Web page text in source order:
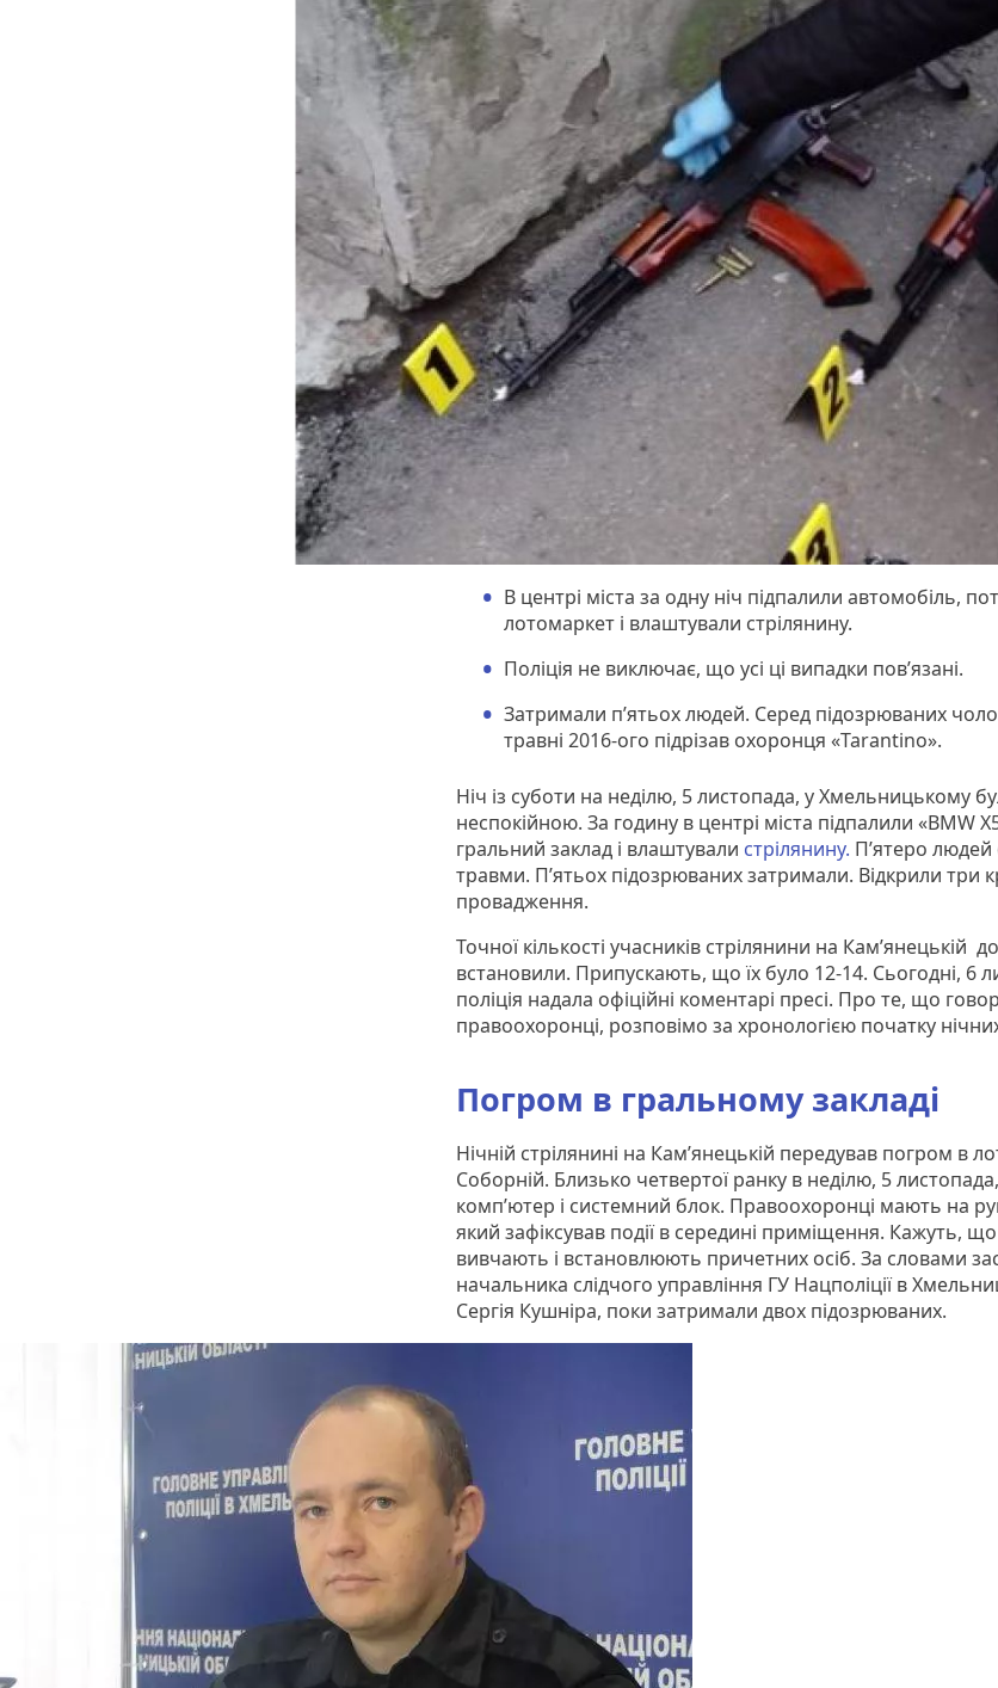
В центрі міста за одну ніч підпалили автомобіль,
лотомаркет і влаштували стрілянину.
Поліція не виключає, що усі ці випадки пов’язані.
Затримали п’ятьох людей. Серед підозрюваних
травні 2016-ого підрізав охоронця «Tarantino».
Ніч із суботи на неділю, 5 листопада, у Хмельницькому
неспокійною. За годину в центрі міста підпалили «BMW
гральний заклад і влаштували стрілянину. П’ятеро
травми. П’ятьох підозрюваних затримали. Відкрили три
провадження.
Точної кількості учасників стрілянини на Кам’янецькій
встановили. Припускають, що їх було 12-14. Сьогодні, 6
поліція надала офіційні коментарі пресі. Про те, що
правоохоронці, розповімо за хронологією початку
Погром в гральному закладі
Нічній стрілянині на Кам’янецькій передував погром в
Соборній. Близько четвертої ранку в неділю, 5
комп’ютер і системний блок. Правоохоронці мають на
який зафіксував події в середині приміщення. Кажуть,
вивчають і встановлюють причетних осіб. За словами
начальника слідчого управління ГУ Нацполіції в
Сергія Кушніра, поки затримали двох підозрюваних.